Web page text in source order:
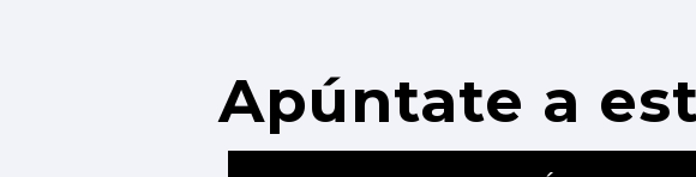
Apúntate a